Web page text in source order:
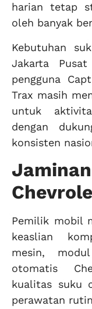
harian tetap
oleh banyak
Kebutuhan
Jakarta
pengguna
Trax masih
untuk
dengan
konsisten
Pemilik mobil
keaslian
mesin,
otomatis
kualitas suku
perawatan